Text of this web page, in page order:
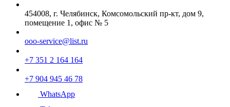
454008, г. Челябинск, Комсомольский пр-кт, дом 9,
помещение 1, офис № 5
ooo-service@list.ru
+7 351 2 164 164
+7 904 945 46 78
WhatsApp